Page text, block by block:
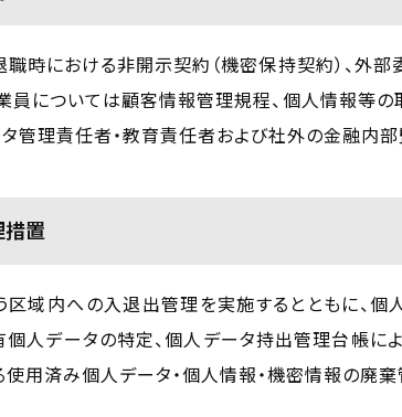
時における非開示契約（機密保持契約）、外
員については顧客情報管理規程、個人情報等の
管理責任者・教育責任者および社外の金融内部
置
区域内への入退出管理を実施するとともに、
人データの特定、個人データ持出管理台帳に
用済み個人データ・個人情報・機密情報の廃棄